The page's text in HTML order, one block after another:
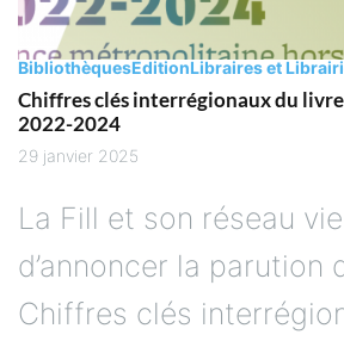
BibliothèquesEditionLibraires et
Chiffres clés interrégionaux du
2022-2024
29 janvier 2025
La Fill et son réseau
d’annoncer la parution
Chiffres clés